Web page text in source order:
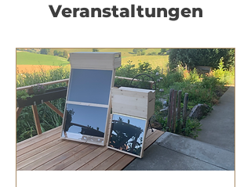
Veranstaltungen